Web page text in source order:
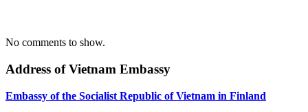
No comments to show.
Address of Vietnam Embassy
Embassy of the Socialist Republic of Vietnam in Finland